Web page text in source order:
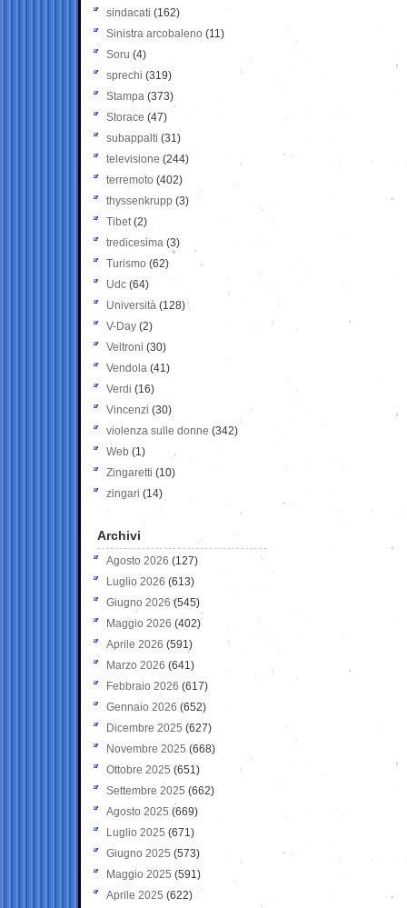
sindacati (162)
Sinistra arcobaleno (11)
Soru (4)
sprechi (319)
Stampa (373)
Storace (47)
subappalti (31)
televisione(244)
terremoto (402)
thyssenkrupp (3)
Tibet(2)
tredicesima (3)
Turismo (62)
Udc (64)
Università (128)
V-Day (2)
Veltroni (30)
Vendola (41)
Verdi (16)
Vincenzi (30)
violenza sulle donne (342)
Web (1)
Zingaretti (10)
zingari (14)
Archivi
Agosto 2026 (127)
Luglio 2026 (613)
Giugno 2026 (545)
Maggio 2026 (402)
Aprile 2026 (591)
Marzo 2026 (641)
Febbraio 2026 (617)
Gennaio 2026 (652)
Dicembre 2025 (627)
Novembre 2025 (668)
Ottobre 2025 (651)
Settembre 2025 (662)
Agosto 2025 (669)
Luglio 2025 (671)
Giugno 2025 (573)
Maggio 2025 (591)
Aprile 2025 (622)